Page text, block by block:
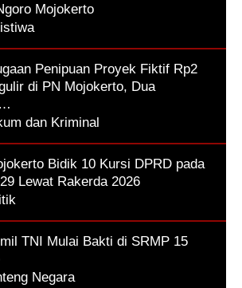
Mojokerto
Penipuan Proyek Fiktif Rp2
di PN Mojokerto, Dua
dan Kriminal
Bidik 10 Kursi DPRD pada
Lewat Rakerda 2026
TNI Mulai Bakti di SRMP 15
Negara